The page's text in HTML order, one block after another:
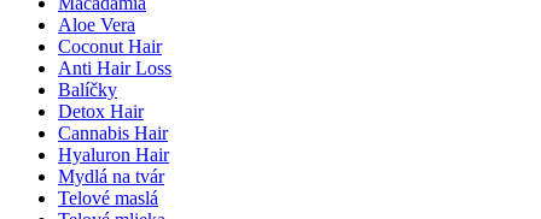
Aloe Vera
Coconut Hair
Anti Hair Loss
Balíčky
Detox Hair
Cannabis Hair
Hyaluron Hair
Mydlá na tvár
Telové maslá